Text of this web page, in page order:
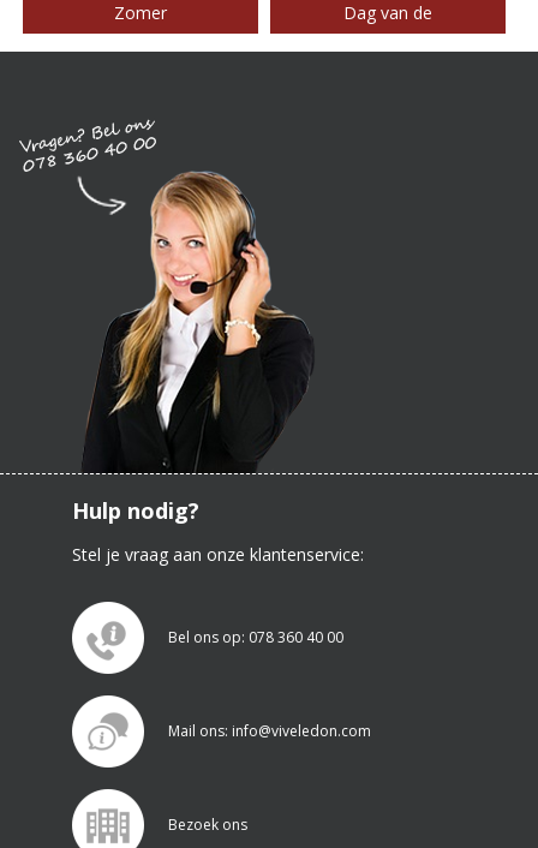
Zomer Dag van de
Hulp nodig?
Stel je vraag aan onze klantenservice:
Bel ons op: 078 360 40 00
Mail ons: info@viveledon.com
Bezoek ons